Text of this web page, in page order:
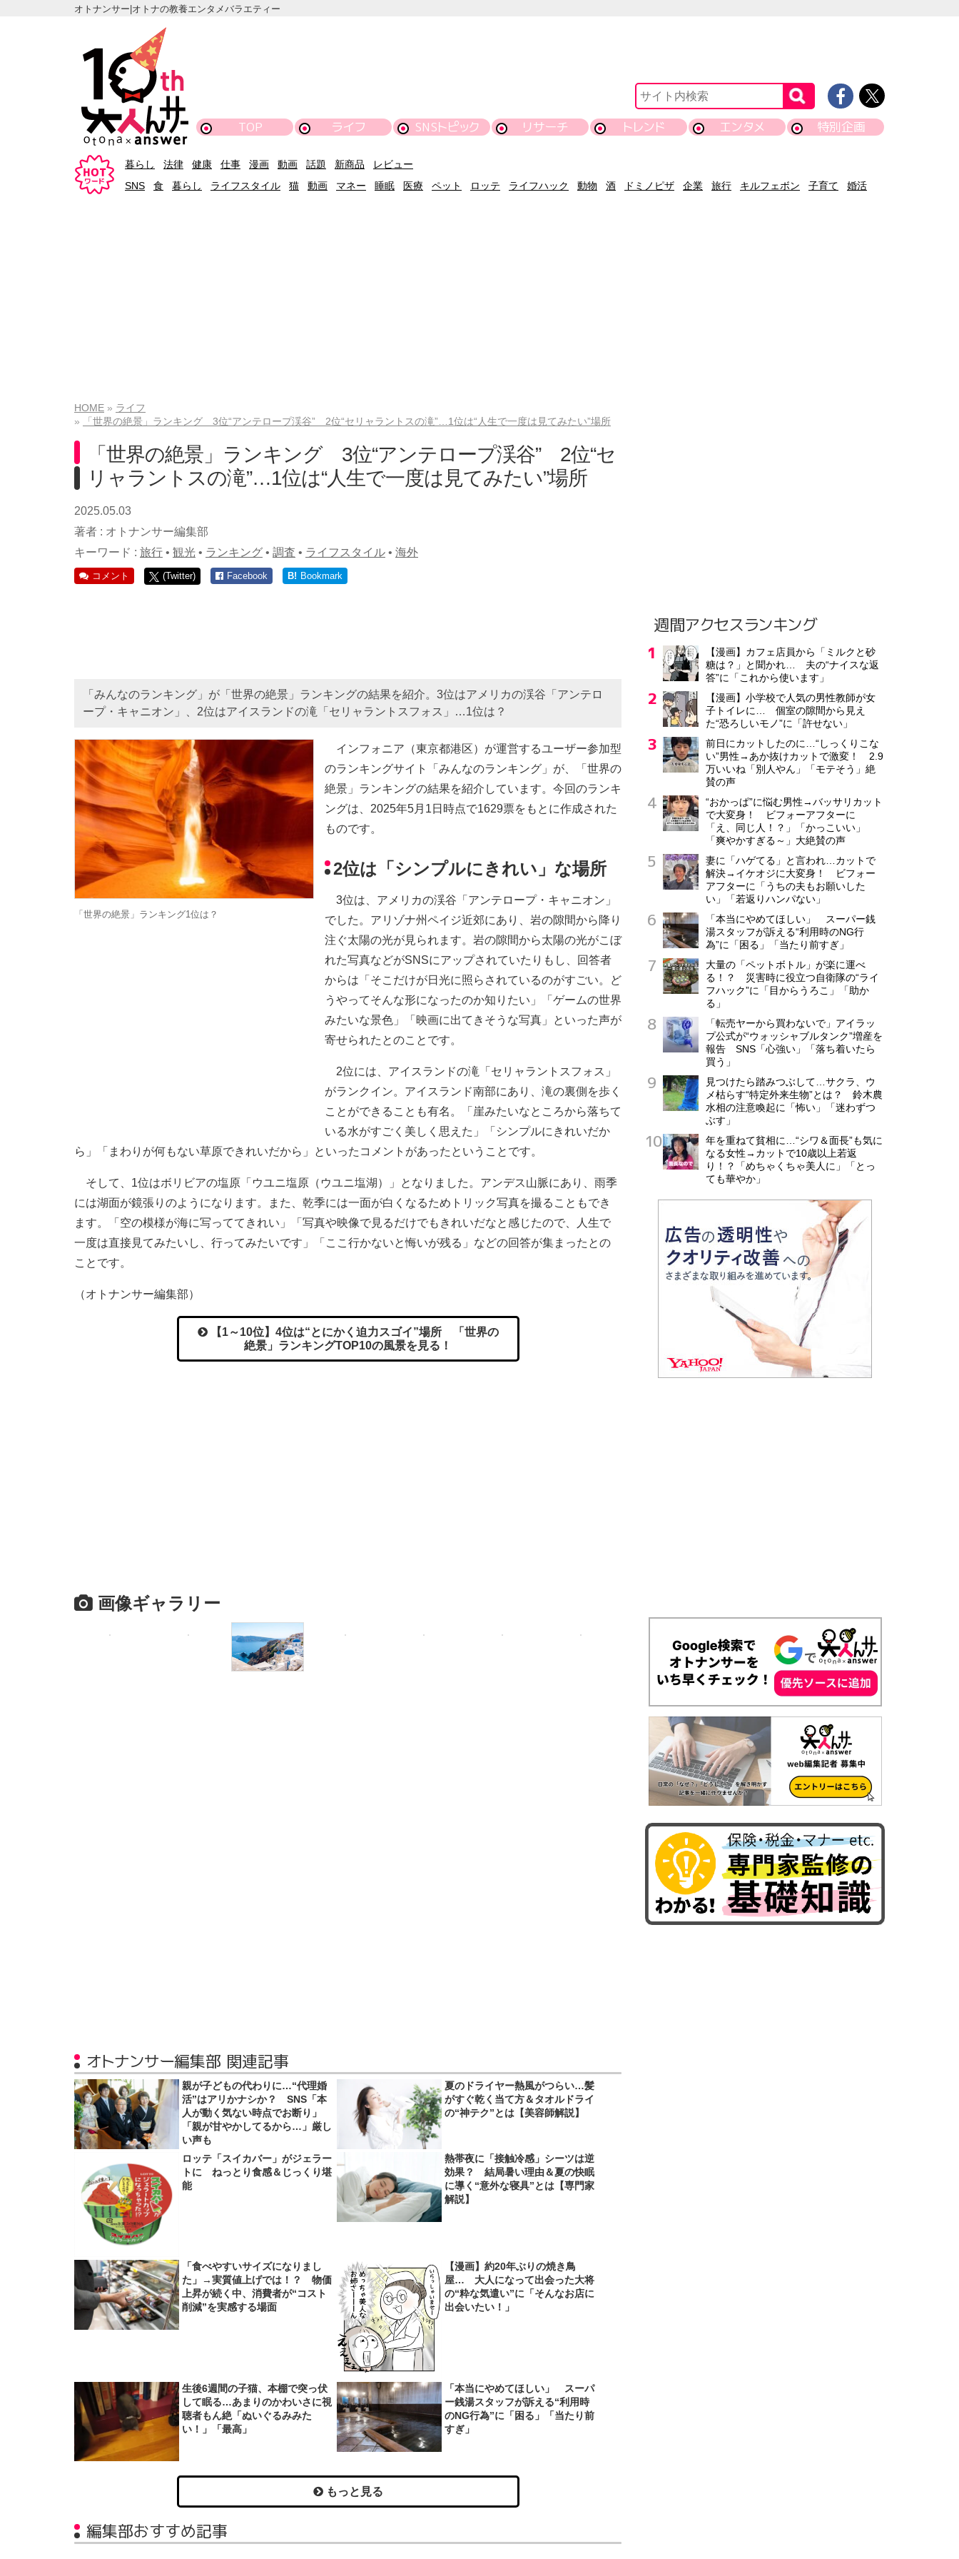
オトナンサー|オトナの教養エンタメバラエティー
TOP ライフ SNSトピック リサーチ トレンド エンタメ 特別企画
暮らし 法律 健康 仕事 漫画 動画 話題 新商品
レビュー
SNS
食 暮らし ライフスタイル 猫 動画 マネー 睡眠 医療 ペット ロッテ ライフハック 動物 酒 ドミノピザ 企業 旅行 キルフェボン 子育て 婚活
HOME
ライフ
「世界の絶景」ランキング 3位“アンテロープ渓谷” 2位“セリャラントスの滝”…1位は“人生で一度は見てみたい”場所
「世界の絶景」ランキング 3位“アンテロープ渓谷” 2位“セ
リャラントスの滝”…1位は“人生で一度は見てみたい”場所
2025.05.03
著者 : オトナンサー編集部
キーワード : 旅行 • 観光 • ランキング • 調査 • ライフスタイル • 海外
コメント (Twitter) Facebook B! Bookmark
「みんなのランキング」が「世界の絶景」ランキングの結果を紹介。3位はアメリカの渓谷「アンテロ
ープ・キャニオン」、2位はアイスランドの滝「セリャラントスフォス」…1位は？
「世界の絶景」ランキング1位は？
インフォニア（東京都港区）が運営するユーザー参加型
のランキングサイト「みんなのランキング」が、「世界の
絶景」ランキングの結果を紹介しています。今回のランキ
ングは、2025年5月1日時点で1629票をもとに作成された
ものです。
2位は「シンプルにきれい」な場所
3位は、アメリカの渓谷「アンテロープ・キャニオン」
でした。アリゾナ州ペイジ近郊にあり、岩の隙間から降り
注ぐ太陽の光が見られます。岩の隙間から太陽の光がこぼ
れた写真などがSNSにアップされていたりもし、回答者
からは「そこだけが日光に照らされているのがすごい。ど
うやってそんな形になったのか知りたい」「ゲームの世界
みたいな景色」「映画に出てきそうな写真」といった声が
寄せられたとのことです。
2位には、アイスランドの滝「セリャラントスフォス」
がランクイン。アイスランド南部にあり、滝の裏側を歩く
ことができることも有名。「崖みたいなところから落ちて
いる水がすごく美しく思えた」「シンプルにきれいだか
ら」「まわりが何もない草原できれいだから」といったコメントがあったということです。
そして、1位はボリビアの塩原「ウユニ塩原（ウユニ塩湖）」となりました。アンデス山脈にあり、雨季
には湖面が鏡張りのようになります。また、乾季には一面が白くなるためトリック写真を撮ることもでき
ます。「空の模様が海に写っててきれい」「写真や映像で見るだけでもきれいだなと感じたので、人生で
一度は直接見てみたいし、行ってみたいです」「ここ行かないと悔いが残る」などの回答が集まったとの
ことです。
（オトナンサー編集部）
【1～10位】4位は“とにかく迫力スゴイ”場所 「世界の
絶景」ランキングTOP10の風景を見る！
画像ギャラリー
オトナンサー編集部 関連記事
親が子どもの代わりに…“代理婚
活”はアリかナシか？ SNS「本
人が動く気ない時点でお断り」
「親が甘やかしてるから…」厳し
い声も
夏のドライヤー熱風がつらい…髪
がすぐ乾く当て方＆タオルドライ
の“神テク”とは【美容師解説】
ロッテ「スイカバー」がジェラー
トに ねっとり食感＆じっくり堪
能
熱帯夜に「接触冷感」シーツは逆
効果？ 結局暑い理由＆夏の快眠
に導く“意外な寝具”とは【専門家
解説】
「食べやすいサイズになりまし
た」→実質値上げでは！？ 物価
上昇が続く中、消費者が“コスト
削減”を実感する場面
【漫画】約20年ぶりの焼き鳥
屋… 大人になって出会った大将
の“粋な気遣い”に「そんなお店に
出会いたい！」
生後6週間の子猫、本棚で突っ伏
して眠る…あまりのかわいさに視
聴者もん絶「ぬいぐるみみた
い！」「最高」
「本当にやめてほしい」 スーパ
ー銭湯スタッフが訴える“利用時
のNG行為”に「困る」「当たり前
すぎ」
もっと見る
編集部おすすめ記事
週間アクセスランキング
【漫画】カフェ店員から「ミルクと砂
糖は？」と聞かれ… 夫の“ナイスな返
答”に「これから使います」
【漫画】小学校で人気の男性教師が女
子トイレに… 個室の隙間から見え
た“恐ろしいモノ”に「許せない」
前日にカットしたのに…“しっくりこな
い”男性→あか抜けカットで激変！ 2.9
万いいね「別人やん」「モテそう」絶
賛の声
“おかっぱ”に悩む男性→バッサリカット
で大変身！ ビフォーアフターに
「え、同じ人！？」「かっこいい」
「爽やかすぎる～」大絶賛の声
妻に「ハゲてる」と言われ…カットで
解決→イケオジに大変身！ ビフォー
アフターに「うちの夫もお願いした
い」「若返りハンパない」
「本当にやめてほしい」 スーパー銭
湯スタッフが訴える“利用時のNG行
為”に「困る」「当たり前すぎ」
大量の「ペットボトル」が楽に運べ
る！？ 災害時に役立つ自衛隊の“ライ
フハック”に「目からうろこ」「助か
る」
「転売ヤーから買わないで」アイラッ
プ公式が“ウォッシャブルタンク”増産を
報告 SNS「心強い」「落ち着いたら
買う」
見つけたら踏みつぶして…サクラ、ウ
メ枯らす“特定外来生物”とは？ 鈴木農
水相の注意喚起に「怖い」「迷わずつ
ぶす」
年を重ねて貧相に…“シワ＆面長”も気に
なる女性→カットで10歳以上若返
り！？「めちゃくちゃ美人に」「とっ
ても華やか」